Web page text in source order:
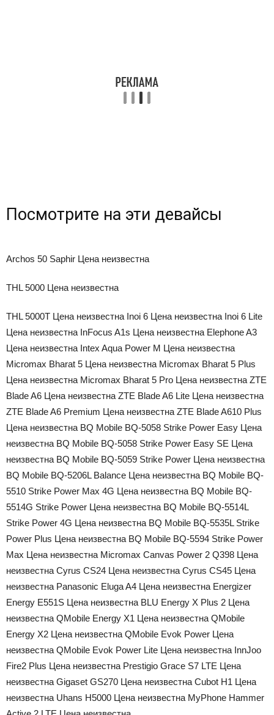
Посмотрите на эти девайсы
Archos 50 Saphir Цена неизвестна
THL 5000 Цена неизвестна
THL 5000T Цена неизвестна Inoi 6 Цена неизвестна Inoi 6 Lite
Цена неизвестна InFocus A1s Цена неизвестна Elephone A3
Цена неизвестна Intex Aqua Power M Цена неизвестна
Micromax Bharat 5 Цена неизвестна Micromax Bharat 5 Plus
Цена неизвестна Micromax Bharat 5 Pro Цена неизвестна ZTE
Blade A6 Цена неизвестна ZTE Blade A6 Lite Цена неизвестна
ZTE Blade A6 Premium Цена неизвестна ZTE Blade A610 Plus
Цена неизвестна BQ Mobile BQ-5058 Strike Power Easy Цена
неизвестна BQ Mobile BQ-5058 Strike Power Easy SE Цена
неизвестна BQ Mobile BQ-5059 Strike Power Цена неизвестна
BQ Mobile BQ-5206L Balance Цена неизвестна BQ Mobile BQ-
5510 Strike Power Max 4G Цена неизвестна BQ Mobile BQ-
5514G Strike Power Цена неизвестна BQ Mobile BQ-5514L
Strike Power 4G Цена неизвестна BQ Mobile BQ-5535L Strike
Power Plus Цена неизвестна BQ Mobile BQ-5594 Strike Power
Max Цена неизвестна Micromax Canvas Power 2 Q398 Цена
неизвестна Cyrus CS24 Цена неизвестна Cyrus CS45 Цена
неизвестна Panasonic Eluga A4 Цена неизвестна Energizer
Energy E551S Цена неизвестна BLU Energy X Plus 2 Цена
неизвестна QMobile Energy X1 Цена неизвестна QMobile
Energy X2 Цена неизвестна QMobile Evok Power Цена
неизвестна QMobile Evok Power Lite Цена неизвестна InnJoo
Fire2 Plus Цена неизвестна Prestigio Grace S7 LTE Цена
неизвестна Gigaset GS270 Цена неизвестна Cubot H1 Цена
неизвестна Uhans H5000 Цена неизвестна MyPhone Hammer